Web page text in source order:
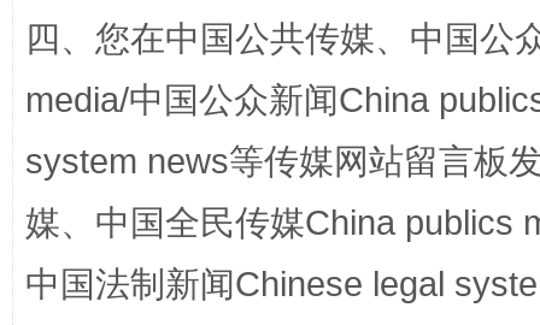
招工难、用工荒背后
四、您在中国公共传媒、中国公
media/中国公众新闻China
system news等传媒网站留言板
媒、中国全民传媒China publics
中国法制新闻Chinese legal